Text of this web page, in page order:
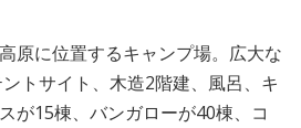
原に位置するキャンプ場。広大な
トサイト、木造2階建、風呂、キ
が15棟、バンガローが40棟、コ